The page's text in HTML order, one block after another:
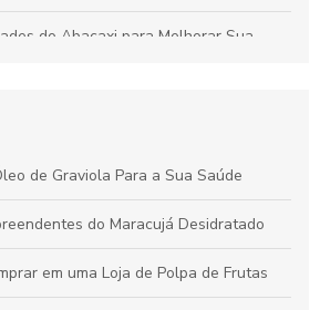
do Abacaxi para Melhorar Sua
do Seu Negócio
Açaí Congelada para Saúde e Bem-
Benefícios Essenciais para sua Saúde
de Graviola Para a Sua Saúde
do Maracujá Desidratado
em uma Loja de Polpa de Frutas